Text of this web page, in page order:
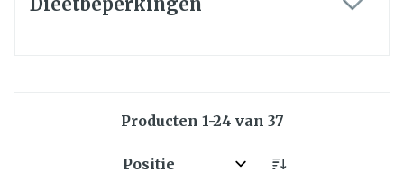
Producten 1-24 van 37
Sorteer op: